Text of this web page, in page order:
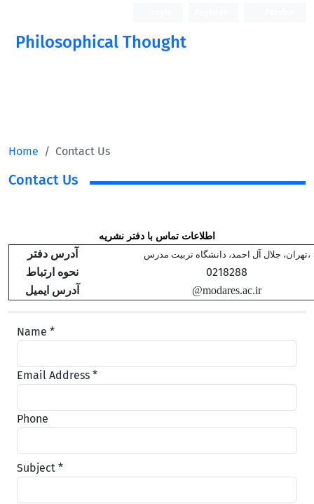
Philosophical Thought
Home Contact Us
Contact Us
اطلاعات تماس با دفتر نشریه
آدرس دفتر تهران، جلال آل احمد، دانشگاه تربیت مدرس،
نحوه ارتباط 0218288
آدرس ایمیل @modares.ac.ir
Name *
Email Address *
Phone
Subject *